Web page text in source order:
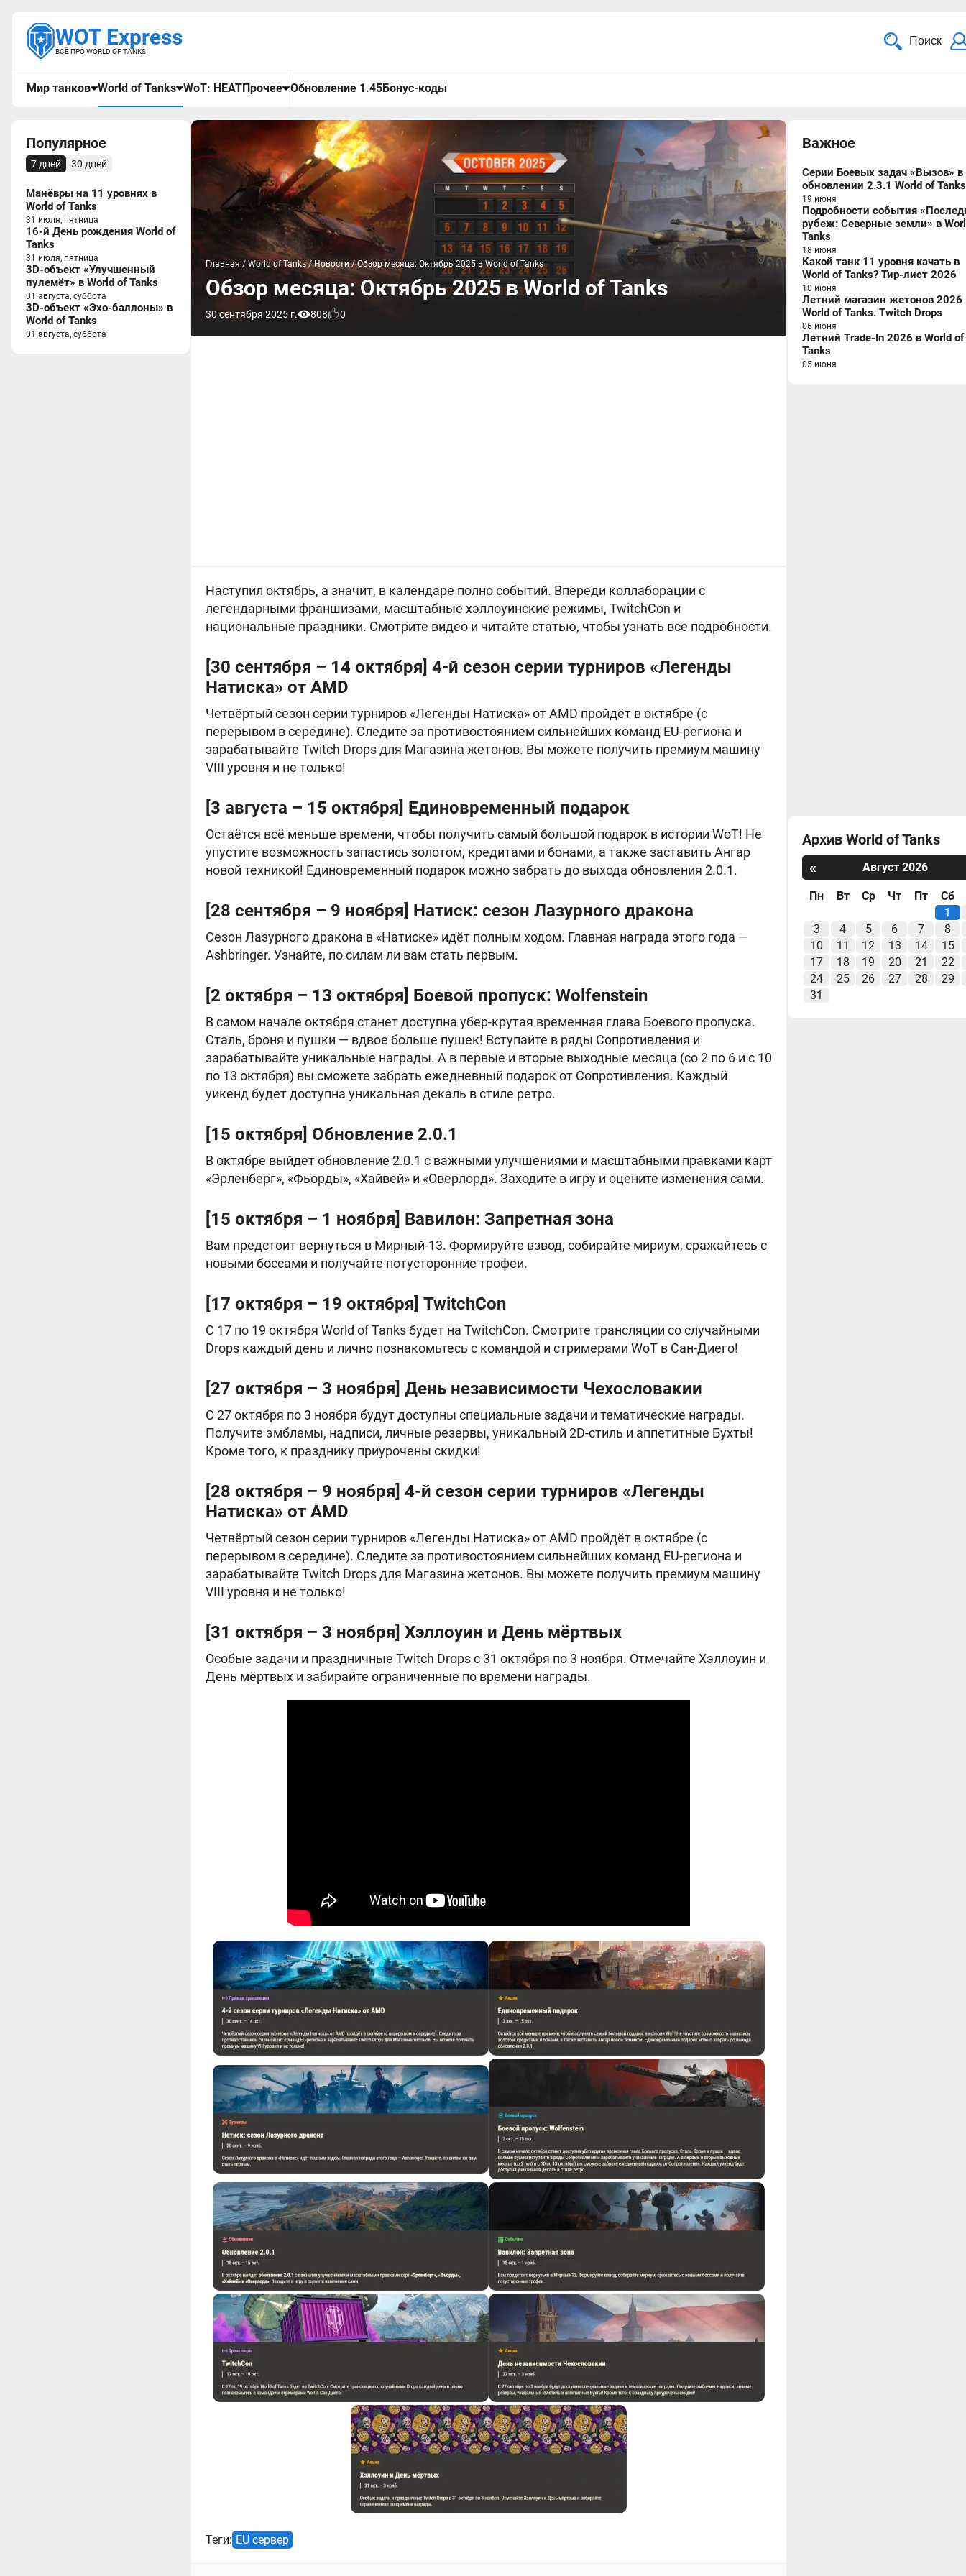
WOT Express
ВСЁ ПРО WORLD OF TANKS
Поиск
Мир танков World of Tanks WoT: HEATПрочее Обновление 1.45Бонус-коды
Популярное
7 дней 30 дней
Манёвры на 11 уровнях в
World of Tanks
31 июля, пятница
16-й День рождения World of
Tanks
31 июля, пятница
3D-объект «Улучшенный
пулемёт» в World of Tanks
01 августа, суббота
3D-объект «Эхо-баллоны» в
World of Tanks
01 августа, суббота
Главная / World of Tanks/ Новости/ Обзор месяца: Октябрь 2025 в World of Tanks
Обзор месяца: Октябрь 2025 в World of Tanks
30 сентября 2025 г. 808 0
Наступил октябрь, а значит, в календаре полно событий. Впереди коллаборации с
легендарными франшизами, масштабные хэллоуинские режимы, TwitchCon и
национальные праздники. Смотрите видео и читайте статью, чтобы узнать все подробности.
[30 сентября – 14 октября] 4-й сезон серии турниров «Легенды
Натиска» от AMD
Четвёртый сезон серии турниров «Легенды Натиска» от AMD пройдёт в октябре (с
перерывом в середине). Следите за противостоянием сильнейших команд EU-региона и
зарабатывайте Twitch Drops для Магазина жетонов. Вы можете получить премиум машину
VIII уровня и не только!
[3 августа – 15 октября] Единовременный подарок
Остаётся всё меньше времени, чтобы получить самый большой подарок в истории WoT! Не
упустите возможность запастись золотом, кредитами и бонами, а также заставить Ангар
новой техникой! Единовременный подарок можно забрать до выхода обновления 2.0.1.
[28 сентября – 9 ноября] Натиск: сезон Лазурного дракона
Сезон Лазурного дракона в «Натиске» идёт полным ходом. Главная награда этого года —
Ashbringer. Узнайте, по силам ли вам стать первым.
[2 октября – 13 октября] Боевой пропуск: Wolfenstein
В самом начале октября станет доступна убер-крутая временная глава Боевого пропуска.
Сталь, броня и пушки — вдвое больше пушек! Вступайте в ряды Сопротивления и
зарабатывайте уникальные награды. А в первые и вторые выходные месяца (со 2 по 6 и с 10
по 13 октября) вы сможете забрать ежедневный подарок от Сопротивления. Каждый
уикенд будет доступна уникальная декаль в стиле ретро.
[15 октября] Обновление 2.0.1
В октябре выйдет обновление 2.0.1 с важными улучшениями и масштабными правками карт
«Эрленберг», «Фьорды», «Хайвей» и «Оверлорд». Заходите в игру и оцените изменения сами.
[15 октября – 1 ноября] Вавилон: Запретная зона
Вам предстоит вернуться в Мирный-13. Формируйте взвод, собирайте мириум, сражайтесь с
новыми боссами и получайте потусторонние трофеи.
[17 октября – 19 октября] TwitchCon
С 17 по 19 октября World of Tanks будет на TwitchCon. Смотрите трансляции со случайными
Drops каждый день и лично познакомьтесь с командой и стримерами WoT в Сан-Диего!
[27 октября – 3 ноября] День независимости Чехословакии
С 27 октября по 3 ноября будут доступны специальные задачи и тематические награды.
Получите эмблемы, надписи, личные резервы, уникальный 2D-стиль и аппетитные Бухты!
Кроме того, к празднику приурочены скидки!
[28 октября – 9 ноября] 4-й сезон серии турниров «Легенды
Натиска» от AMD
Четвёртый сезон серии турниров «Легенды Натиска» от AMD пройдёт в октябре (с
перерывом в середине). Следите за противостоянием сильнейших команд EU-региона и
зарабатывайте Twitch Drops для Магазина жетонов. Вы можете получить премиум машину
VIII уровня и не только!
[31 октября – 3 ноября] Хэллоуин и День мёртвых
Особые задачи и праздничные Twitch Drops с 31 октября по 3 ноября. Отмечайте Хэллоуин и
День мёртвых и забирайте ограниченные по времени награды.
Теги: EU сервер
Важное
Серии Боевых задач «Вызов» в
обновлении 2.3.1 World of Tanks
19 июня
Подробности события
рубеж: Северные земли» в
Tanks
18 июня
Какой танк 11 уровня качать в
World of Tanks? Тир-лист 2026
10 июня
Летний магазин жетонов 2026
World of Tanks. Twitch Drops
06 июня
Летний Trade-In 2026 в World of
Tanks
05 июня
Архив World of Tanks
«
Август 2026
Пн Вт Ср Чт Пт
Сб
1
3
4 5 6 7
8
10
11 12 13 14
15
17
18 19 20 21
22
24
25 26 27 28
29
31